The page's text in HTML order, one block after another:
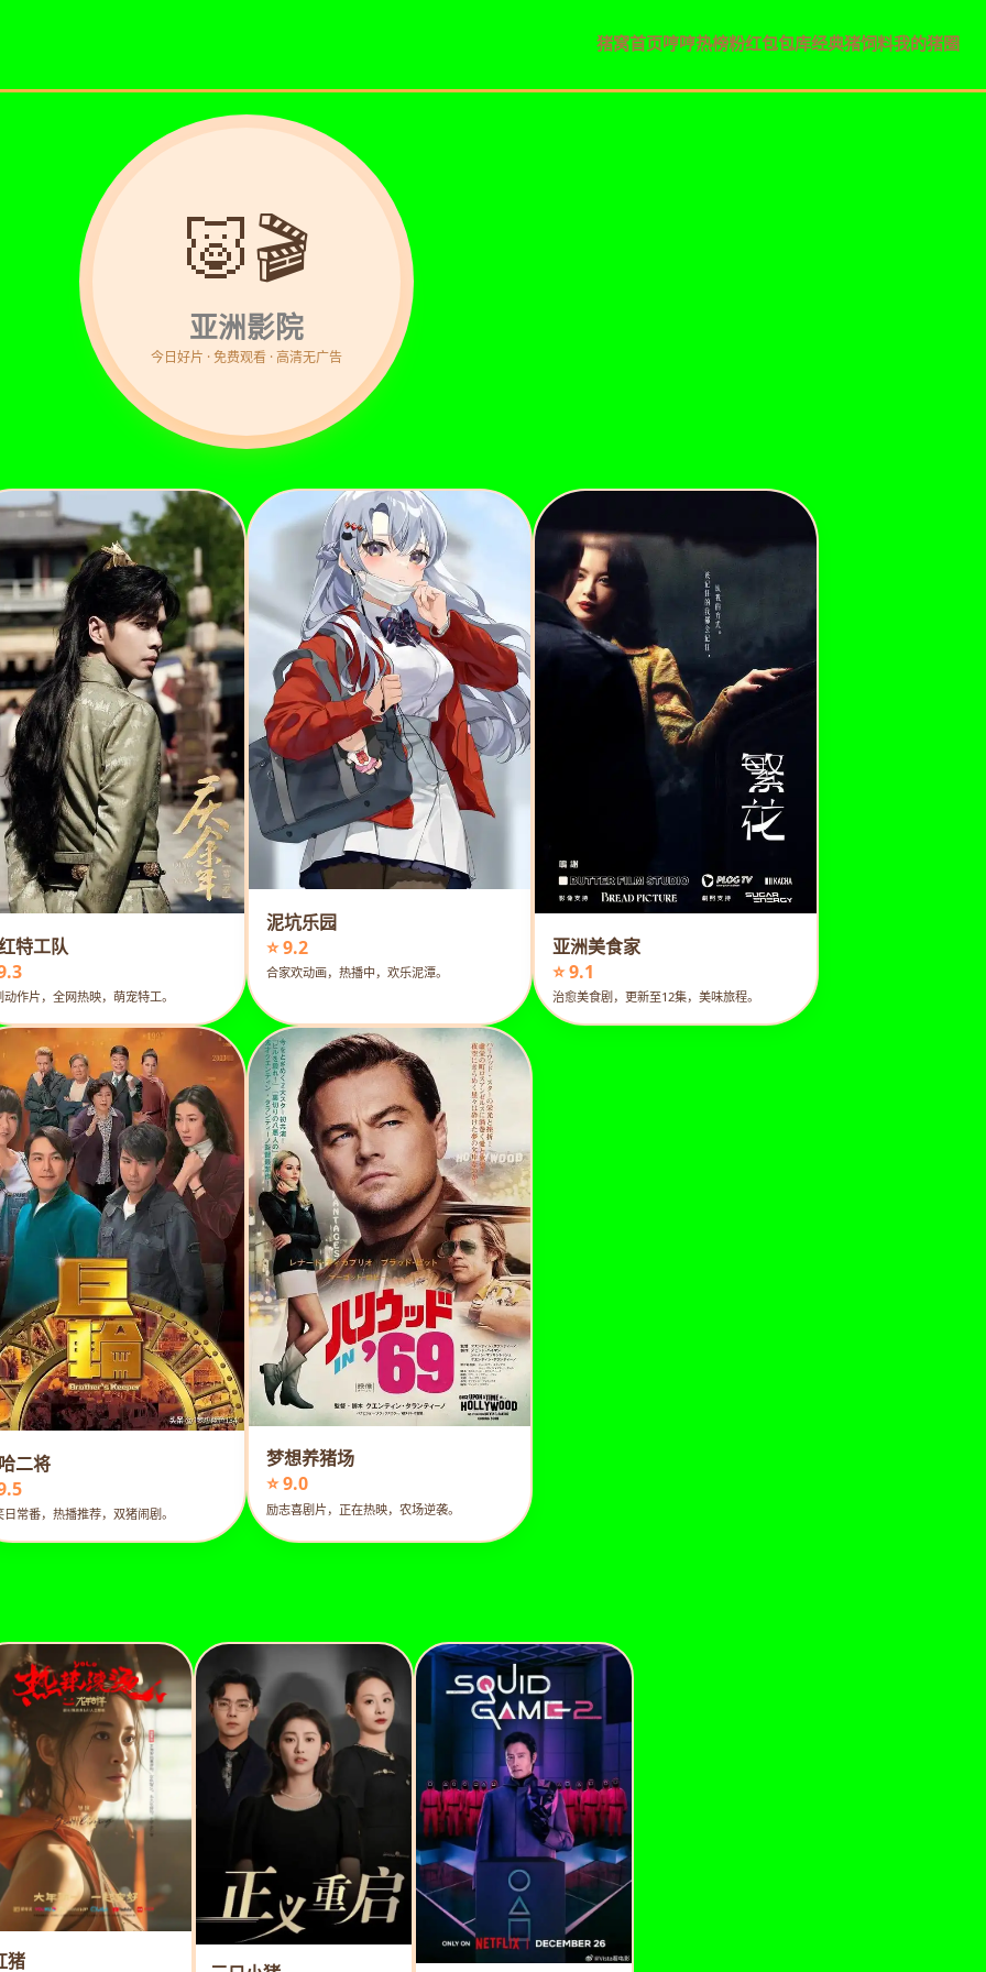
猪窝首页哼哼热榜粉红包包库经典猪饲料我的猪圈
🐷🎬
亚洲影院
今日好片 · 免费观看 · 高清无广告
特工队
动作片，全网热映，萌宠特工。
泥坑乐园
⭐ 9.2
合家欢动画，热播中，欢乐泥潭。
亚洲美食家
⭐ 9.1
治愈美食剧，更新至12集，美味旅程。
二将
日常番，热播推荐，双猪闹剧。
梦想养猪场
⭐ 9.0
励志喜剧片，正在热映，农场逆袭。
猪